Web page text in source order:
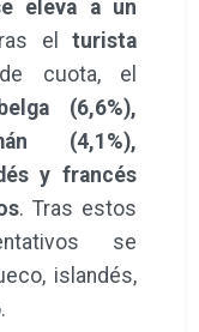
eleva a un
el
turista
de cuota, el
(6,6%),
(4,1%),
y francés
. Tras estos
se
islandés,